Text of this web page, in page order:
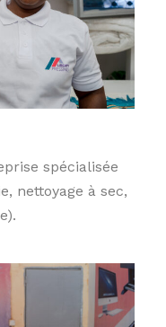
spécialisée
nettoyage à sec,